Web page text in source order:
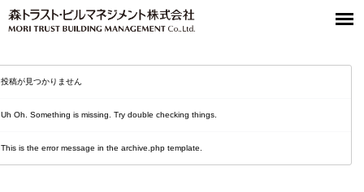
Warning: Attempt to read property "post_content" on null in
/usr/home/mw2pzey2ad/www/htdocs/tbm/wp-content/themes/trust_bm/header.php
on line57
投稿が見つかりません
Uh Oh. Something is missing. Try double checking things.
This is the error message in the archive.php template.